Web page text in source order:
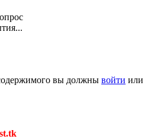
вы должны войти или